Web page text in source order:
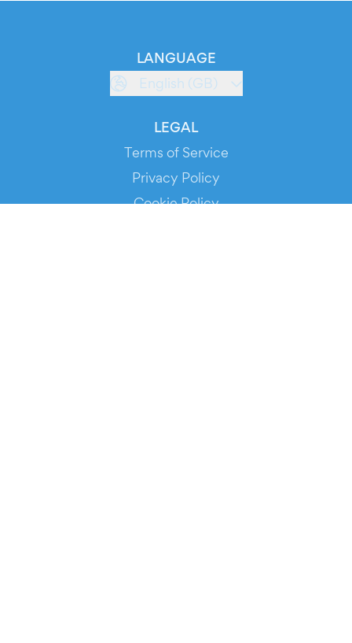
LANGUAGE
English (GB)
LEGAL
Terms of Service
Privacy Policy
Cookie Policy